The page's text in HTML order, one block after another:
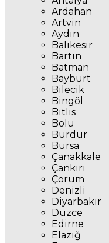
Ardahan
Artvin
Aydın
Balıkesir
Bartın
Batman
Bayburt
Bilecik
Bingöl
Bitlis
Bolu
Burdur
Bursa
Çanakkale
Çankırı
Çorum
Denizli
Diyarbakır
Düzce
Edirne
Elazığ